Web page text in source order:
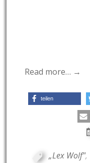
Read more… →
teilen
„Lex Wolf",